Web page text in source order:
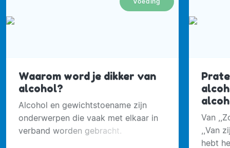
Waarom word je dikker van
alcohol?
Alcohol en gewichtstoename zijn
onderwerpen die vaak met elkaar in
verband worden gebracht.
Van
,,Van
hebt